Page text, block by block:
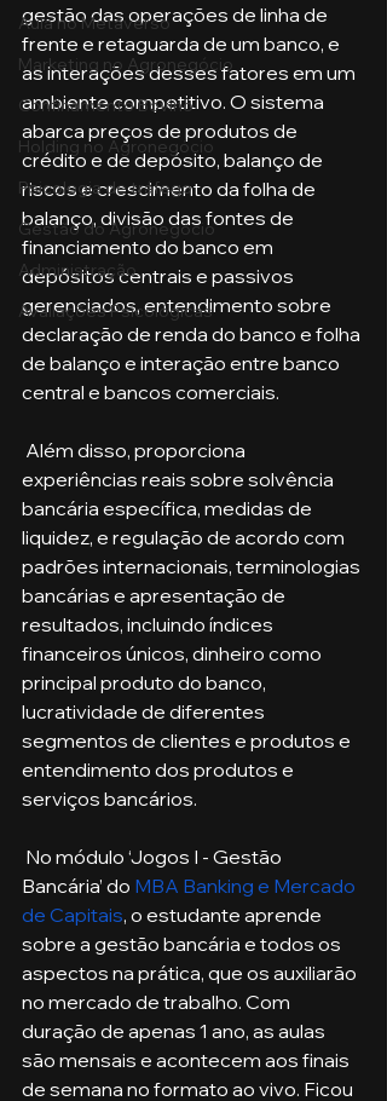
Aula no Metaverso
Marketing no Agronegócio
Confinamento Bovino
Holding no Agronegócio
Psicologia de tráfego
Gestão do Agronegócio
Administração
Avaliações Psicológicas
gestão das operações de linha de
frente e retaguarda de um banco, e
as interações desses fatores em um
ambiente competitivo. O sistema
abarca preços de produtos de
crédito e de depósito, balanço de
riscos e crescimento da folha de
balanço, divisão das fontes de
financiamento do banco em
depósitos centrais e passivos
gerenciados, entendimento sobre
declaração de renda do banco e folha
de balanço e interação entre banco
central e bancos comerciais.
experiências reais sobre solvência
bancária específica, medidas de
liquidez, e regulação de acordo com
padrões internacionais, terminologias
bancárias e apresentação de
resultados, incluindo índices
financeiros únicos, dinheiro como
principal produto do banco,
lucratividade de diferentes
segmentos de clientes e produtos e
entendimento dos produtos e
serviços bancários.
Bancária’ do MBA Banking e Mercado
de Capitais, o estudante aprende
sobre a gestão bancária e todos os
aspectos na prática, que os auxiliarão
no mercado de trabalho. Com
duração de apenas 1 ano, as aulas
são mensais e acontecem aos finais
de semana no formato ao vivo. Ficou